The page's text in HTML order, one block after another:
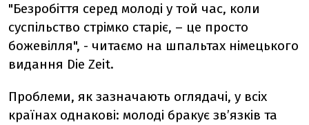
"Безробіття серед молоді у той час, коли
суспільство стрімко старіє, – це просто
божевілля", - читаємо на шпальтах німецького
видання Die Zeit.
Проблеми, як зазначають оглядачі, у всіх
країнах однакові: молоді бракує зв’язків та